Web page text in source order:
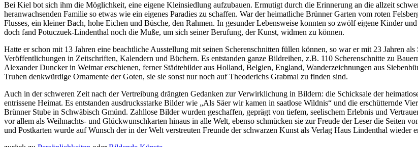
Bei Kiel bot sich ihm die Möglichkeit, eine eigene Kleinsiedlung aufzubauen. Ermutigt durch die Erinnerung an die allzeit
heranwachsenden Familie so etwas wie ein eigenes Paradies zu schaffen. War der heimatliche Brünner Garten vom roten
Flusses, ein kleiner Bach, hohe Eichen und Büsche, den Rahmen. In gesunder Lebensweise konnten so zwölf eigene Kinder
doch fand Potuczuek-Lindenthal noch die Muße, um sich seiner Berufung, der Kunst, widmen zu können.
Hatte er schon mit 13 Jahren eine beachtliche Ausstellung mit seinen Scherenschnitten füllen können, so war er mit 23 Jahren
Veröffentlichungen in Zeitschriften, Kalendern und Büchern. Es entstanden ganze Bildreihen, z.B. 110 Scherenschnitte zu
Alexander Duncker in Weimar erschienen, ferner Städtebilder aus Holland, Belgien, England, Wanderzeichnungen aus
Truhen denkwürdige Ornamente der Goten, sie sie sonst nur noch auf Theoderichs Grabmal zu finden sind.
Auch in der schweren Zeit nach der Vertreibung drängten Gedanken zur Verwirklichung in Bildern: die Schicksale der
entrissene Heimat. Es entstanden ausdrucksstarke Bilder wie „Als Säer wir kamen in saatlose Wildnis“ und die erschütternde
Brünner Stube in Schwäbisch Gmünd. Zahllose Bilder wurden geschaffen, geprägt von tiefem, seelischem Erlebnis und
vor allem als Weihnachts- und Glückwunschkarten hinaus in alle Welt, ebenso schmücken sie zur Freude der Leser die Seiten
und Postkarten wurde auf Wunsch der in der Welt verstreuten Freunde der schwarzen Kunst als Verlag Haus Lindenthal wieder